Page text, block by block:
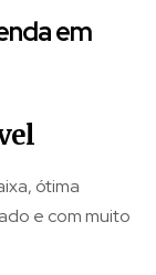
em
ótima
e com muito